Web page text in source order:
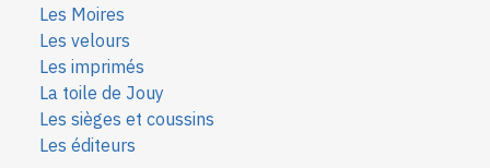
Les Moires
Les velours
Les imprimés
La toile de Jouy
Les sièges et coussins
Les éditeurs